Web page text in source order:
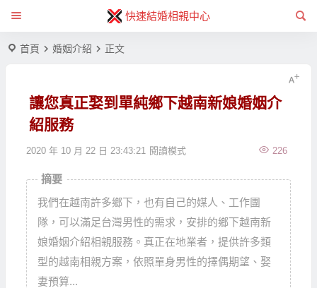
快速結婚相親中心
首頁 婚姻介紹 正文
讓您真正娶到單純鄉下越南新娘婚姻介
紹服務
2020 年 10 月 22 日 23:43:21 226
閱讀模式
摘要
我們在越南許多鄉下，也有自己的媒人、工作團
隊，可以滿足台灣男性的需求，安排的鄉下越南新
娘婚姻介紹相親服務。真正在地業者，提供許多類
型的越南相親方案，依照單身男性的擇偶期望、娶
妻預算...